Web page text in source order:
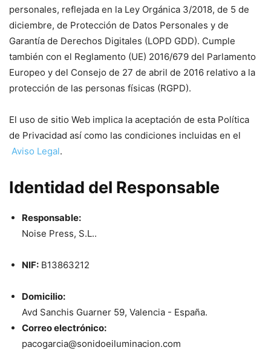
personales, reflejada en la Ley Orgánica 3/2018, de 5 de
diciembre, de Protección de Datos Personales y de
Garantía de Derechos Digitales (LOPD GDD). Cumple
también con el Reglamento (UE) 2016/679 del Parlamento
Europeo y del Consejo de 27 de abril de 2016 relativo a la
protección de las personas físicas (RGPD).
El uso de sitio Web implica la aceptación de esta Política
de Privacidad así como las condiciones incluidas en el
Aviso Legal.
Identidad del Responsable
Responsable:
Noise Press, S.L..
NIF: B13863212
Domicilio:
Avd Sanchis Guarner 59, Valencia - España.
Correo electrónico:
pacogarcia@sonidoeiluminacion.com